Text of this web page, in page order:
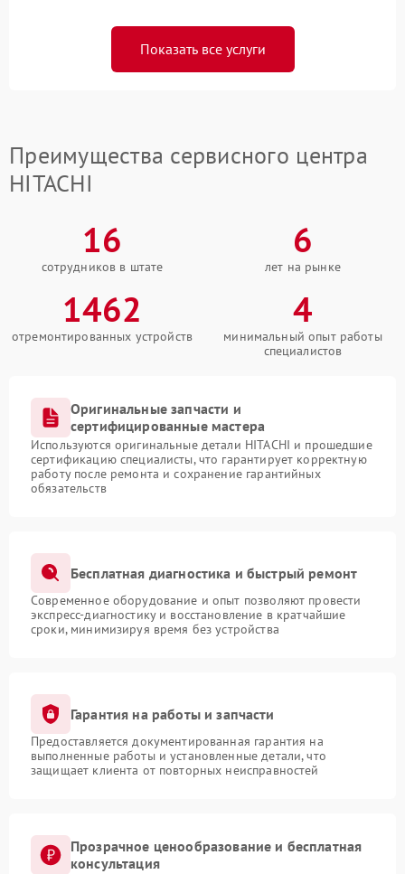
Показать все услуги
Преимущества сервисного центра
HITACHI
16
сотрудников в штате
6
лет на рынке
1462
отремонтированных устройств
4
минимальный опыт работы
специалистов
Оригинальные запчасти и
сертифицированные мастера
Используются оригинальные детали HITACHI и прошедшие
сертификацию специалисты, что гарантирует корректную
работу после ремонта и сохранение гарантийных
обязательств
Бесплатная диагностика и быстрый ремонт
Современное оборудование и опыт позволяют провести
экспресс-диагностику и восстановление в кратчайшие
сроки, минимизируя время без устройства
Гарантия на работы и запчасти
Предоставляется документированная гарантия на
выполненные работы и установленные детали, что
защищает клиента от повторных неисправностей
Прозрачное ценообразование и бесплатная
консультация